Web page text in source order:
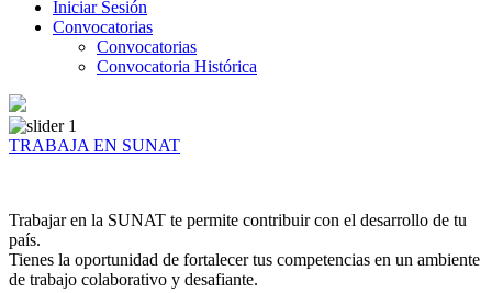
Iniciar Sesión
Convocatorias
Convocatorias
Convocatoria Histórica
TRABAJA EN SUNAT
Trabajar en la SUNAT te permite contribuir con el desarrollo de tu
país.
Tienes la oportunidad de fortalecer tus competencias en un ambiente
de trabajo colaborativo y desafiante.